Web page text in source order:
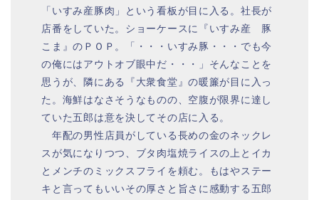
「いすみ産豚肉」という看板が目に入る。社長が
店番をしていた。ショーケースに『いすみ産 豚
こま』のＰＯＰ。「・・・いすみ豚・・・でも今
の俺にはアウトオブ眼中だ・・・」そんなことを
思うが、隣にある『大衆食堂』の暖簾が目に入っ
た。海鮮はなさそうなものの、空腹が限界に達し
ていた五郎は意を決してその店に入る。
年配の男性店員がしている長めの金のネックレ
スが気になりつつ、ブタ肉塩焼ライスの上とイカ
とメンチのミックスフライを頼む。もはやステー
キと言ってもいいその厚さと旨さに感動する五郎